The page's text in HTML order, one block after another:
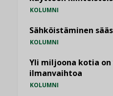
KOLUMNI
Sähköistäminen
KOLUMNI
Yli miljoona kotia
ilmanvaihtoa
KOLUMNI